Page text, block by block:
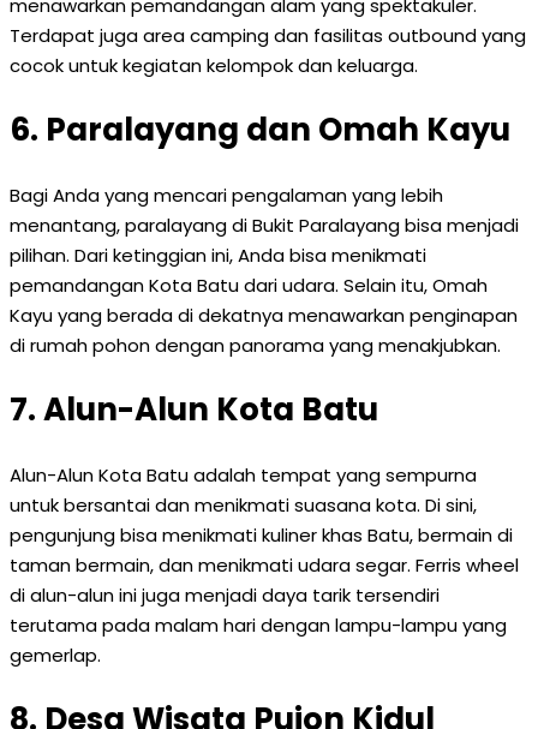
menawarkan pemandangan alam yang spektakuler.
Terdapat juga area camping dan fasilitas outbound yang
cocok untuk kegiatan kelompok dan keluarga.
6. Paralayang dan Omah Kayu
Bagi Anda yang mencari pengalaman yang lebih
menantang, paralayang di Bukit Paralayang bisa menjadi
pilihan. Dari ketinggian ini, Anda bisa menikmati
pemandangan Kota Batu dari udara. Selain itu, Omah
Kayu yang berada di dekatnya menawarkan penginapan
di rumah pohon dengan panorama yang menakjubkan.
7. Alun-Alun Kota Batu
Alun-Alun Kota Batu adalah tempat yang sempurna
untuk bersantai dan menikmati suasana kota. Di sini,
pengunjung bisa menikmati kuliner khas Batu, bermain di
taman bermain, dan menikmati udara segar. Ferris wheel
di alun-alun ini juga menjadi daya tarik tersendiri
terutama pada malam hari dengan lampu-lampu yang
gemerlap.
8. Desa Wisata Pujon Kidul